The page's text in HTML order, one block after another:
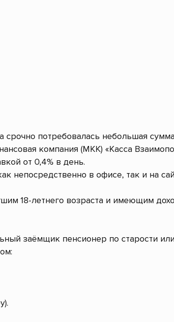
срочно потребовалась небольшая
компания (МКК) «Касса
от 0,4% в день.
непосредственно в офисе, так и на
18-летнего возраста и имеющим
заёмщик пенсионер по старости